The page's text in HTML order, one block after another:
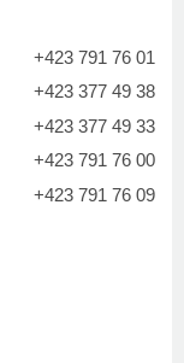
+423 791 76 01
+423 377 49 38
+423 377 49 33
+423 791 76 00
+423 791 76 09